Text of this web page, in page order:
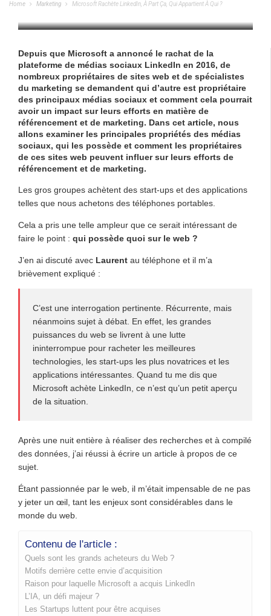
Home Marketing Microsoft Rachète LinkedIn, À Part Ça, Qui Appartient À Qui ?
Depuis que Microsoft a annoncé le rachat de la
plateforme de médias sociaux LinkedIn en 2016, de
nombreux propriétaires de sites web et de spécialistes
du marketing se demandent qui d’autre est propriétaire
des principaux médias sociaux et comment cela pourrait
avoir un impact sur leurs efforts en matière de
référencement et de marketing. Dans cet article, nous
allons examiner les principales propriétés des médias
sociaux, qui les possède et comment les propriétaires
de ces sites web peuvent influer sur leurs efforts de
référencement et de marketing.
Les gros groupes achètent des start-ups et des applications
telles que nous achetons des téléphones portables.
Cela a pris une telle ampleur que ce serait intéressant de
faire le point : qui possède quoi sur le web ?
J’en ai discuté avec Laurent au téléphone et il m’a
brièvement expliqué :
C’est une interrogation pertinente. Récurrente, mais
néanmoins sujet à débat. En effet, les grandes
puissances du web se livrent à une lutte
ininterrompue pour racheter les meilleures
technologies, les start-ups les plus novatrices et les
applications intéressantes. Quand tu me dis que
Microsoft achète LinkedIn, ce n’est qu’un petit aperçu
de la situation.
Après une nuit entière à réaliser des recherches et à compilé
des données, j’ai réussi à écrire un article à propos de ce
sujet.
Étant passionnée par le web, il m’était impensable de ne pas
y jeter un œil, tant les enjeux sont considérables dans le
monde du web.
Contenu de l'article :
Quels sont les grands acheteurs du Web ?
Motifs derrière cette envie d’acquisition
Raison pour laquelle Microsoft a acquis LinkedIn
L’IA, un défi majeur ?
Les Startups luttent pour être acquises